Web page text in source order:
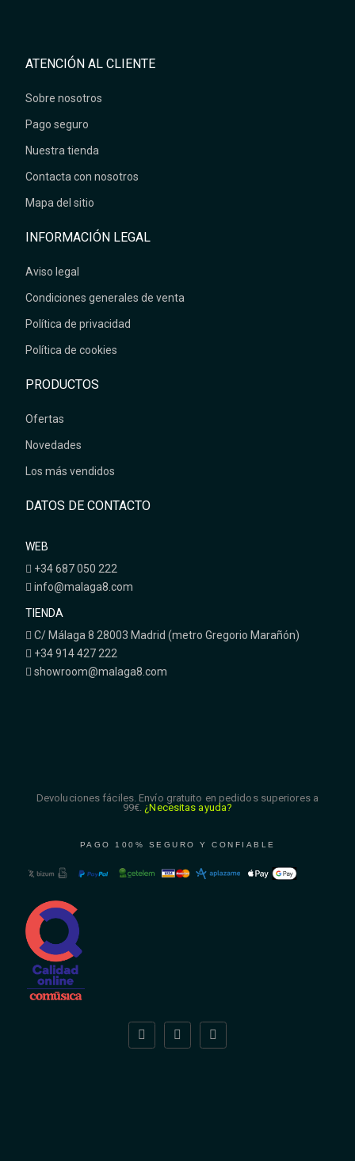
ATENCIÓN AL CLIENTE
Sobre nosotros
Pago seguro
Nuestra tienda
Contacta con nosotros
Mapa del sitio
INFORMACIÓN LEGAL
Aviso legal
Condiciones generales de venta
Política de privacidad
Política de cookies
PRODUCTOS
Ofertas
Novedades
Los más vendidos
DATOS DE CONTACTO
WEB
+34 687 050 222
info@malaga8.com
TIENDA
C/ Málaga 8 28003 Madrid (metro Gregorio Marañón)
+34 914 427 222
showroom@malaga8.com
Devoluciones fáciles. Envío gratuito en pedidos superiores a
99€. ¿Necesitas ayuda?
PAGO 100% SEGURO Y CONFIABLE